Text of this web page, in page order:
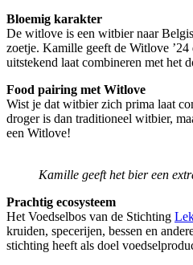
Bloemig karakter
De witlove is een witbier naar
zoetje. Kamille geeft de Witlove
uitstekend laat combineren met het
Food pairing met Witlove
Wist je dat witbier zich prima laat
droger is dan traditioneel witbier,
een Witlove!
Kamille geeft het bier een
Prachtig ecosysteem
Het Voedselbos van de Stichting
kruiden, specerijen, bessen en
stichting heeft als doel